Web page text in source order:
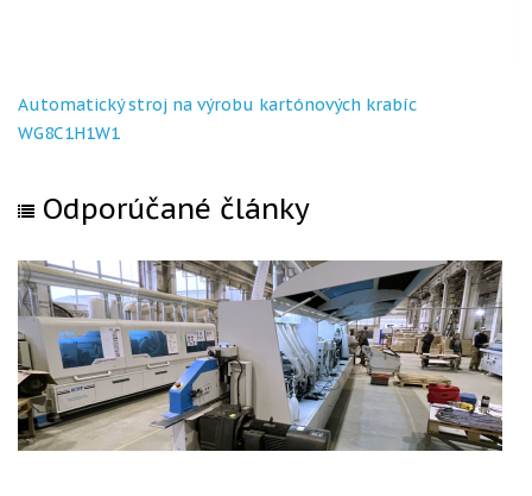
Automatický stroj na výrobu kartónových krabíc
WG8C1H1W1
Odporúčané články